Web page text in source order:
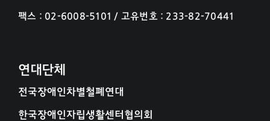
팩스 : 02-6008-5101 / 고유번호 : 233-82-70441
연대단체
전국장애인차별철폐연대
한국장애인자립생활센터협의회